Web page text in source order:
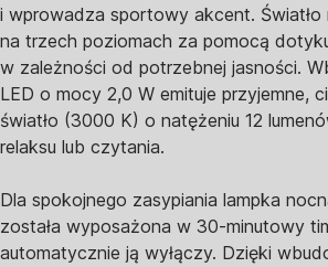
i wprowadza sportowy akcent. Światło
na trzech poziomach za pomocą
w zależności od potrzebnej jasności.
LED o mocy 2,0 W emituje przyjemne,
światło (3000 K) o natężeniu 12
relaksu lub czytania.
Dla spokojnego zasypiania lampka
została wyposażona w 30-minutowy
automatycznie ją wyłączy. Dzięki